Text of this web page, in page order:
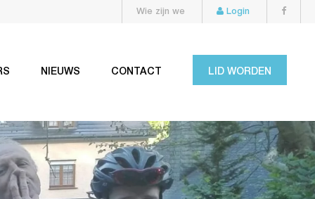
Wie zijn we Login
NIEUWS CONTACT LID WORDEN